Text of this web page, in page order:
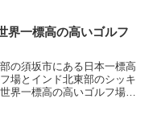
界一標高の高いゴルフ
の須坂市にある日本一標高
場とインド北東部のシッキ
界一標高の高いゴルフ場の